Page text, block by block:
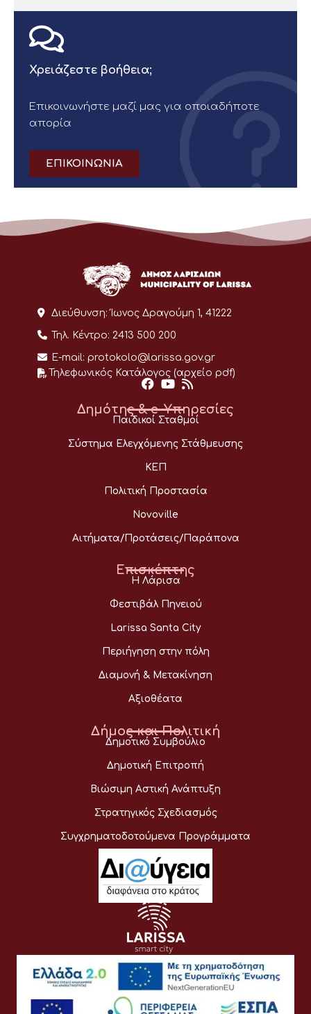
Χρειάζεστε βοήθεια;
Επικοινωνήστε μαζί μας για οποιαδήποτε
απορία
ΕΠΙΚΟΙΝΩΝΙΑ
Διεύθυνση: Ίωνος Δραγούμη 1, 41222
Τηλ. Κέντρο: 2413 500 200
E-mail: protokolo@larissa.gov.gr
Τηλεφωνικός Κατάλογος (αρχείο pdf)
Δημότης & e-Υπηρεσίες
Παιδικοί Σταθμοί
Σύστημα Ελεγχόμενης Στάθμευσης
ΚΕΠ
Πολιτική Προστασία
Novoville
Αιτήματα/Προτάσεις/Παράπονα
Επισκέπτης
Η Λάρισα
Φεστιβάλ Πηνειού
Larissa Santa City
Περιήγηση στην πόλη
Διαμονή & Μετακίνηση
Αξιοθέατα
Δήμος και Πολιτική
Δημοτικό Συμβούλιο
Δημοτική Επιτροπή
Βιώσιμη Αστική Ανάπτυξη
Στρατηγικός Σχεδιασμός
Συγχρηματοδοτούμενα Προγράμματα